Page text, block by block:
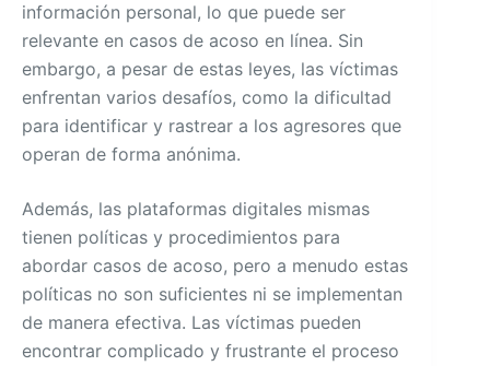
información personal, lo que puede ser
relevante en casos de acoso en línea. Sin
embargo, a pesar de estas leyes, las víctimas
enfrentan varios desafíos, como la dificultad
para identificar y rastrear a los agresores que
operan de forma anónima.
Además, las plataformas digitales mismas
tienen políticas y procedimientos para
abordar casos de acoso, pero a menudo estas
políticas no son suficientes ni se implementan
de manera efectiva. Las víctimas pueden
encontrar complicado y frustrante el proceso